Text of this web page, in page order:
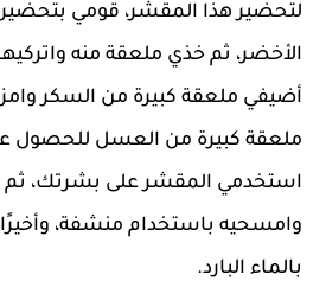
لتحضير هذا المقشر، قومي
الأخضر، ثم خذي ملعقة منه
أضيفي ملعقة كبيرة من السكر
ملعقة كبيرة من العسل للحصول
استخدمي المقشر على بشرتك، ثم
وامسحيه باستخدام منشفة،
بالماء البارد.